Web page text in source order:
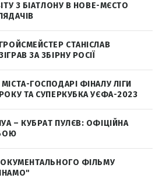
З БІАТЛОНУ В НОВЕ-МЄСТО
СТАНІСЛАВ
ЗА ЗБІРНУ РОСІЇ
ГОСПОДАРІ ФІНАЛУ ЛІГИ
ТА СУПЕРКУБКА УЄФА-2023
– КУБРАТ ПУЛЄВ: ОФІЦІЙНА
ФІЛЬМУ